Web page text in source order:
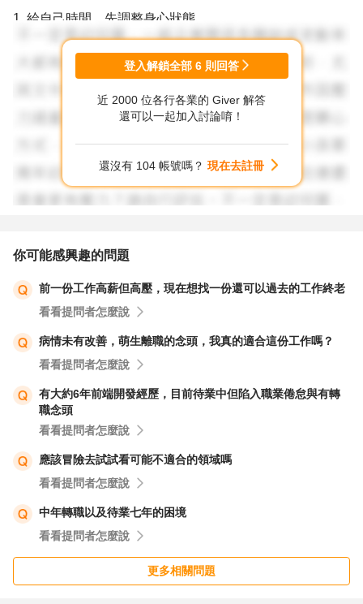
1. 給自己時間，先調整身心狀態
在經歷長期的壓力後，身體和心理需要時間復原。你提到即
使在家工作，仍然感到緊繃與焦慮，這可能是長期壓力的累
- 建立規律的生活作息：每天固定時間起床、吃飯與休息，
讓身體進入穩定的節奏。
- 學習放鬆技巧：像是深呼吸、冥想或瑜伽，這些方法能幫
- 尋求支持：如果焦慮感持續影響生活，不妨考慮諮詢心理
專業人士，他們能提供專業的建議與協助。
2. 重新探索自己的興趣與技能
有價值。你可以試著回顧過去，看看有哪些事情是你曾經感
到興奮或有成就感的，這可能成為你轉職的線索。例如：
- 視覺設計相關工作：你的2D美術背景可以延伸到其他領
這些工作可能壓力較小，且可以接案或全職。
- 教育與培訓：如果你願意分享你的經驗，考慮轉向教學，
例如開設線上課程、當美術指導，甚至是兒童繪畫班的老
師。
登入解鎖全部 6 則回答
近 2000 位各行各業的 Giver 解答
還可以一起加入討論唷！
還沒有 104 帳號嗎？ 現在去註冊
你可能感興趣的問題
前一份工作高薪但高壓，現在想找一份還可以過去的工作終老
看看提問者怎麼說
病情未有改善，萌生離職的念頭，我真的適合這份工作嗎？
看看提問者怎麼說
有大約6年前端開發經歷，目前待業中但陷入職業倦怠與有轉
職念頭
看看提問者怎麼說
應該冒險去試試看可能不適合的領域嗎
看看提問者怎麼說
中年轉職以及待業七年的困境
看看提問者怎麼說
更多相關問題